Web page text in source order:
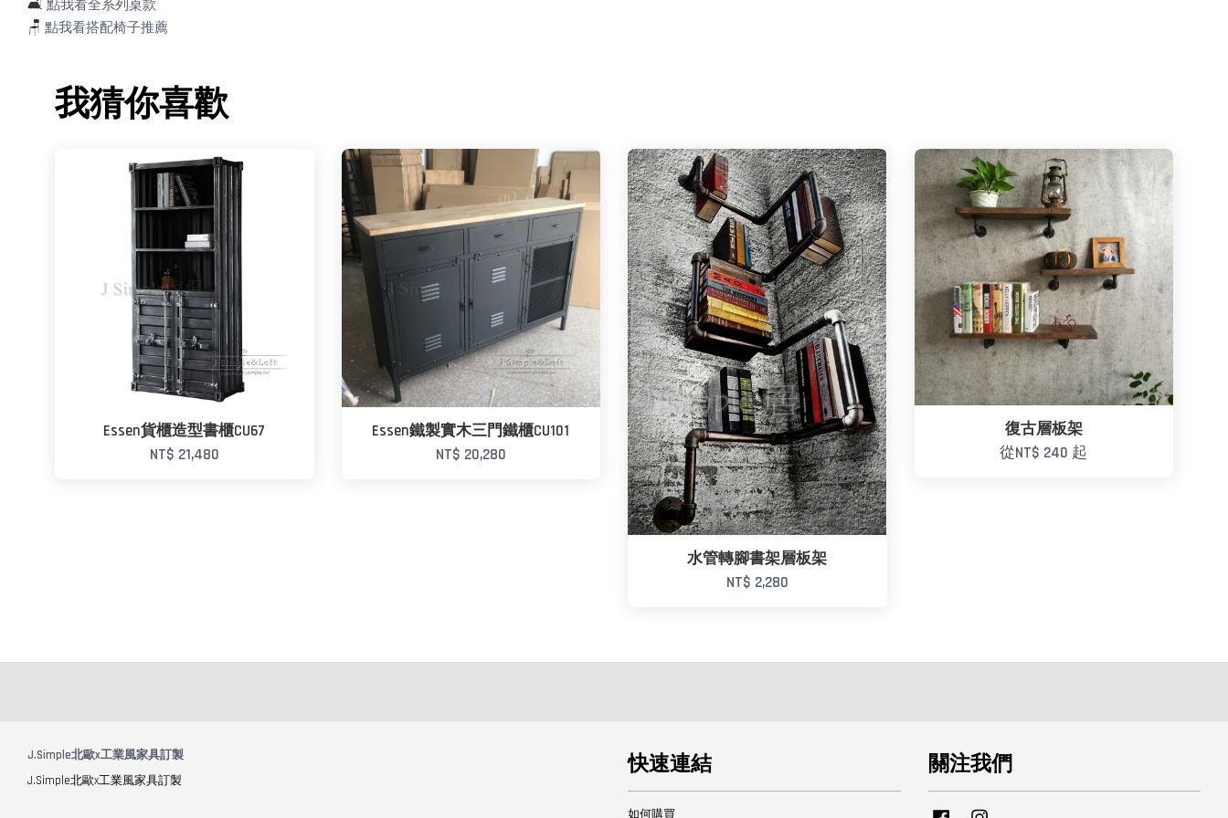
🛋️ 點我看全系列桌款
🪑 點我看搭配椅子推薦
我猜你喜歡
Essen貨櫃造型書櫃CU67
NT$ 21,480
Essen鐵製實木三門鐵櫃CU101
NT$ 20,280
水管轉腳書架層板架
NT$ 2,280
復古層板架
從NT$ 240起
J.Simple北歐x工業風家具訂製
J.Simple北歐x工業風家具訂製
快速連結
如何購買
關注我們
Facebook